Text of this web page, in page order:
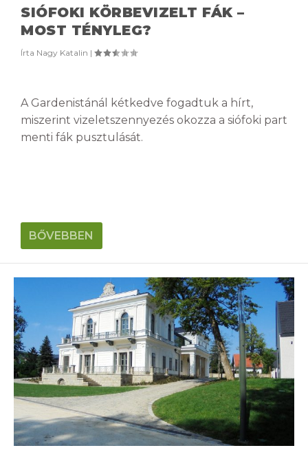
SIÓFOKI KÖRBEVIZELT FÁK –
MOST TÉNYLEG?
Írta Nagy Katalin |
A Gardenistánál kétkedve fogadtuk a hírt,
miszerint vizeletszennyezés okozza a siófoki part
menti fák pusztulását.
BŐVEBBEN